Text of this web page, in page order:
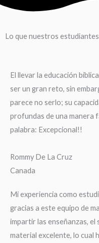
Lo que nuestros
El llevar la educación
ser un gran reto, sin
parece no serlo; su
profundas de una manera
palabra: Excepcional!!
Rommy De La Cruz
Canada
Mi experiencia como
gracias a este equipo de
impartir las enseñanzas, el
material excelente, lo cual